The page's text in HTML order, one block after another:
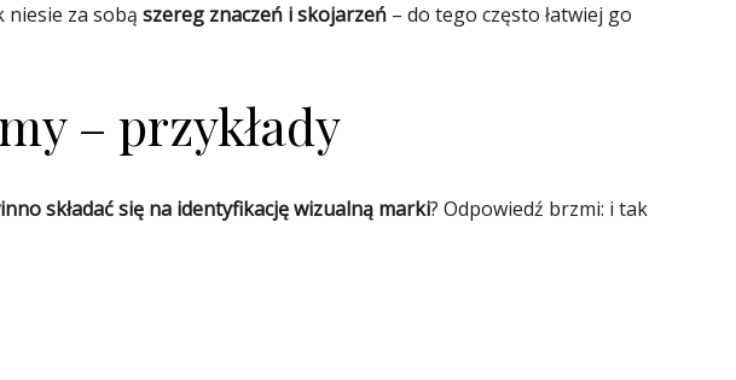
niesie za sobą szereg znaczeń i skojarzeń – do tego często łatwiej go
– przykłady
składać się na identyfikację wizualną marki? Odpowiedź brzmi: i tak